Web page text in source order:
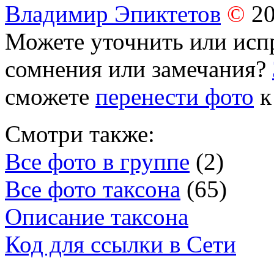
Владимир Эпиктетов ©
Можете уточнить или
сомнения или замечания?
сможете перенести фото
Смотри также:
Все фото в группе (2)
Все фото таксона (65)
Описание таксона
Код для ссылки в Сети